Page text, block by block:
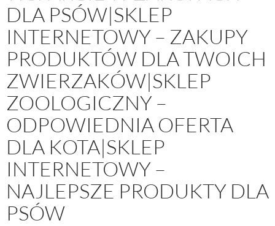
DLA PSÓW|SKLEP
INTERNETOWY – ZAKUPY
PRODUKTÓW DLA TWOICH
ZWIERZAKÓW|SKLEP
ZOOLOGICZNY –
ODPOWIEDNIA OFERTA
DLA KOTA|SKLEP
INTERNETOWY –
NAJLEPSZE PRODUKTY DLA
PSÓW